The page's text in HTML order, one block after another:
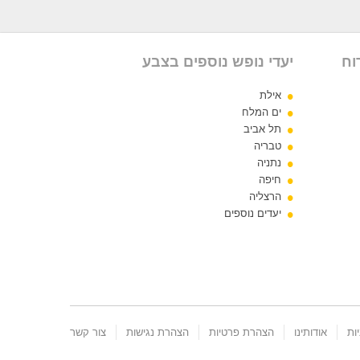
יעדי נופש נוספים בצבע
אילת
ים המלח
תל אביב
טבריה
נתניה
חיפה
הרצליה
יעדים נוספים
אודותינו הצהרת פרטיות הצהרת נגישות צור קשר